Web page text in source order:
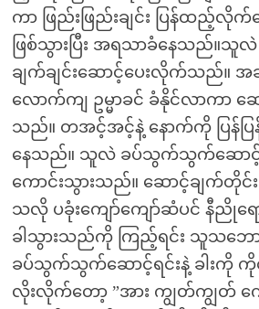
ကာ ဖြည်းဖြည်းချင်း ပြန်ထည့်လိုက်တ
ဖြစ်သွားပြီး အရသာခံနေသည်။သူလဲ
ချက်ချင်းဆောင့်ပေးလိုက်သည်။ အ
လောက်ကျ ဥမ္မာခင် ခံနိုင်လာကာ ဆ
သည်။ တအင့်အင့်နဲ့ နောက်ကို ပြန်ပြ
နေသည်။ သူလဲ ခပ်သွက်သွက်ဆောင့်
ကောင်းသွားသည်။ ဆောင့်ချက်တိုင်
သလို ပခုံးကျော်ကျော်ဆံပင် နီညိုရ
ခါသွားသည်ကို ကြည့်ရင်း သူသဘေ
ခပ်သွက်သွက်ဆောင့်ရင်းနဲ့ ခါးကို ကိုင်
လိုးလိုက်တော့ ”အား ကျွတ်ကျွတ်